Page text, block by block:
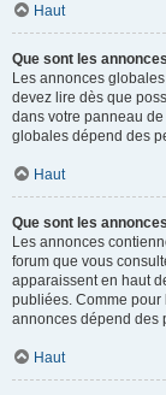
Haut
Que sont les
Les annonces
devez lire dès que
dans votre panneau
globales dépend des
Haut
Que sont les
Les annonces
forum que vous
apparaissent en haut
publiées. Comme
annonces dépend des
Haut